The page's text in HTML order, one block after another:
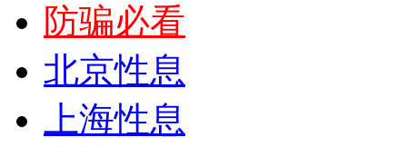
防骗必看
北京性息
上海性息